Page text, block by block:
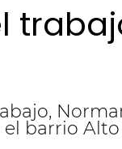
barrio